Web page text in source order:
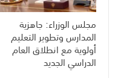
مجلس الوزراء: جاهزية
المدارس وتطوير التعليم
أولوية مع انطلاق العام
الدراسي الجديد